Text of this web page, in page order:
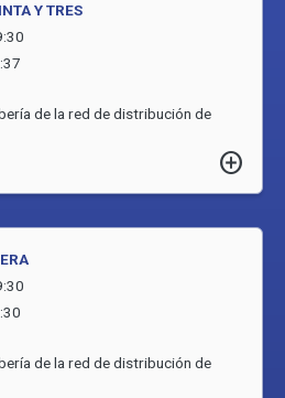
Y TRES
de la red de distribución de
add_circle
de la red de distribución de